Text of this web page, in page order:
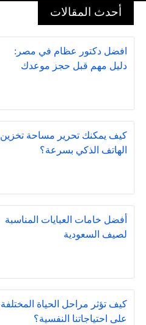
أحدث المقالات
افضل دكتور عظام في مصر:
دليل مهم قبل حجز موعدك
كيف يمكنك تحرير مساحة تخزين
الهاتف الذكي بسرعة؟
أفضل خامات العبايات المناسبة
لصيف السعودية
كيف تؤثر مراحل الحياة المختلفة
على احتياجاتنا النفسية؟